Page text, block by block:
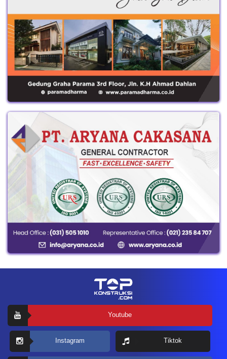
Youtube
Instagram Tiktok